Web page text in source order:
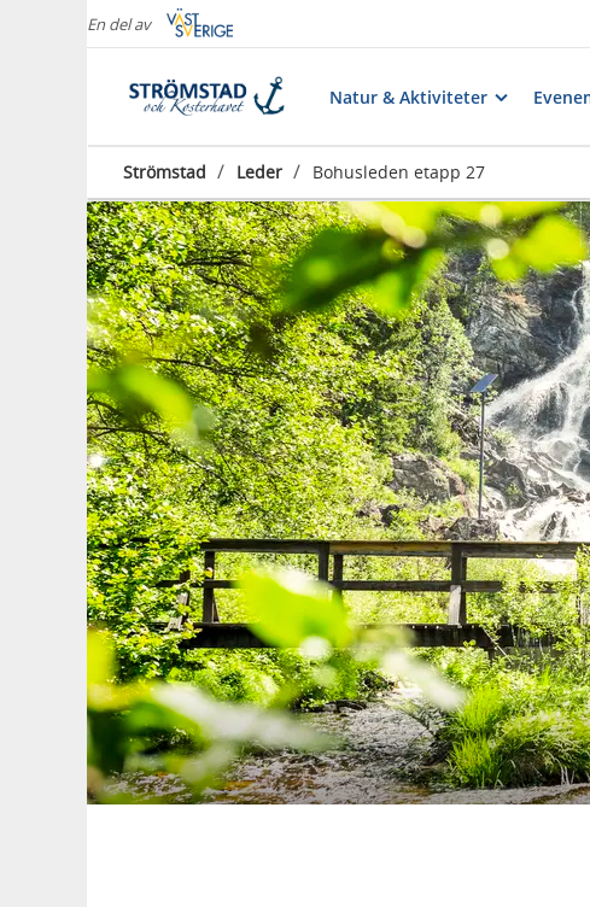
En del av
Natur & Aktiviteter
Strömstad / Leder / Bohusleden etapp 27